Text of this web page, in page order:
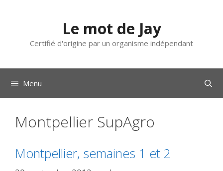
Le mot de Jay
Certifié d'origine par un organisme indépendant
Menu
Montpellier SupAgro
Montpellier, semaines 1 et 2